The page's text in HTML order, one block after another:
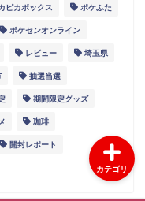
ピカボックス ポケふた
ポケセンオンライン
レビュー 埼玉県
抽選当選
期間限定グッズ
珈琲
開封レポート
カテゴリ
イベント
レポート